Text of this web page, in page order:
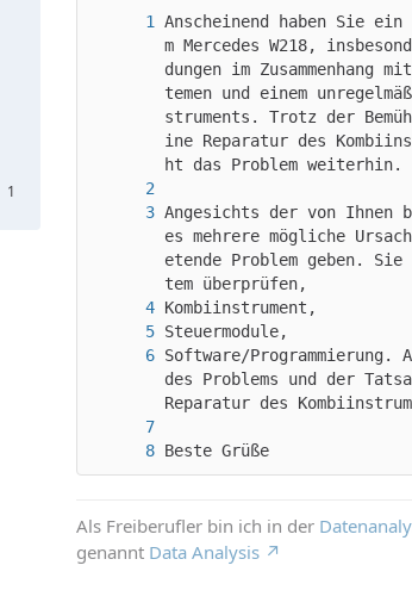
1
Anscheinend haben Sie
m Mercedes W218,
dungen im Zusammenhang
temen und einem
struments. Trotz der
ine Reparatur des
Angesichts der von Ihnen
es mehrere mögliche
etende Problem geben.
Software/Programmierung.
des Problems und der
Beste Grüße
Als Freiberufler bin ich in der
genannt Data Analysis